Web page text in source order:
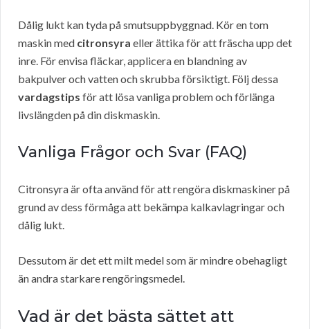
Dålig lukt kan tyda på smutsuppbyggnad. Kör en tom
maskin med citronsyra eller ättika för att fräscha upp det
inre. För envisa fläckar, applicera en blandning av
bakpulver och vatten och skrubba försiktigt. Följ dessa
vardagstips för att lösa vanliga problem och förlänga
livslängden på din diskmaskin.
Vanliga Frågor och Svar (FAQ)
Citronsyra är ofta använd för att rengöra diskmaskiner på
grund av dess förmåga att bekämpa kalkavlagringar och
dålig lukt.
Dessutom är det ett milt medel som är mindre obehagligt
än andra starkare rengöringsmedel.
Vad är det bästa sättet att